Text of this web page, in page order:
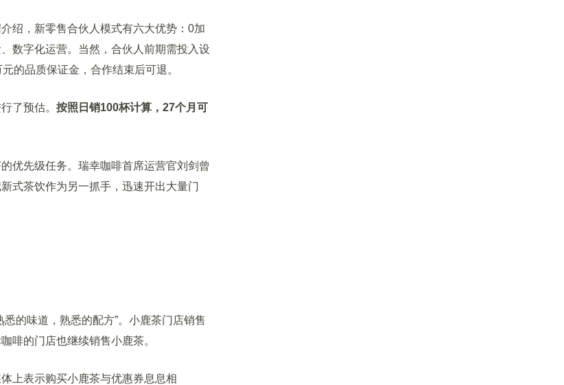
，新零售合伙人模式有六大优势：0加
数字化运营。当然，合伙人前期需投入设
的品质保证金，合作结束后可退。
了预估。 按照日销100杯计算，27个月可
先级任务。瑞幸咖啡首席运营官刘剑曾
式茶饮作为另一抓手，迅速开出大量门
的味道，熟悉的配方”。小鹿茶门店销售
啡的门店也继续销售小鹿茶。
表示购买小鹿茶与优惠券息息相